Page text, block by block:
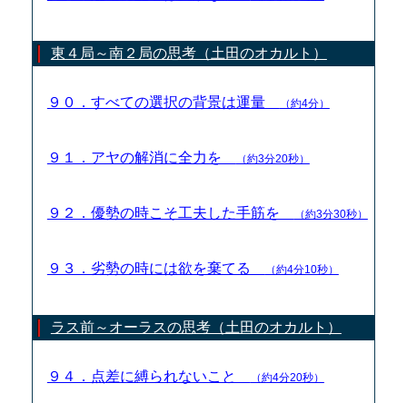
東４局～南２局の思考（土田のオカルト）
９０．すべての選択の背景は運量 （約4分）
９１．アヤの解消に全力を （約3分20秒）
９２．優勢の時こそ工夫した手筋を （約3分30秒）
９３．劣勢の時には欲を棄てる （約4分10秒）
ラス前～オーラスの思考（土田のオカルト）
９４．点差に縛られないこと （約4分20秒）